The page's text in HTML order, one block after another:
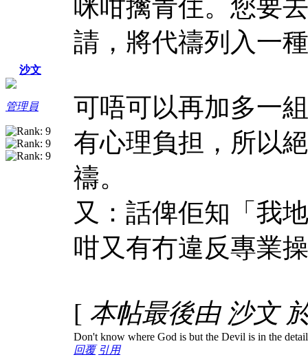
沙文
管理員
咪咁擒青住。您要
請，將代禱列入一
可唔可以再加多一
有心理負担，所以
禱。
又：話俾佢知「我
咁又有冇違反專業
[ 本帖最後由 沙文
Don't know where God is but the Devil is in the
回覆 引用